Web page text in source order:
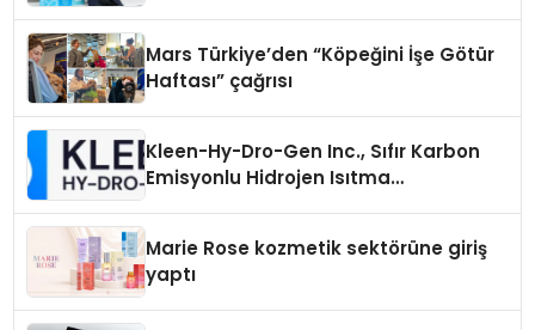
Mars Türkiye’den “Köpeğini İşe Götür
Haftası” çağrısı
Kleen-Hy-Dro-Gen Inc., Sıfır Karbon
Emisyonlu Hidrojen Isıtma
Marie Rose kozmetik sektörüne giriş
yaptı